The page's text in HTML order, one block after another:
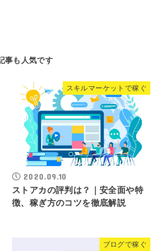
スキルマーケットで稼ぐ
2020.09.10
ストアカの評判は？｜安全面や特
徴、稼ぎ方のコツを徹底解説
ブログで稼ぐ